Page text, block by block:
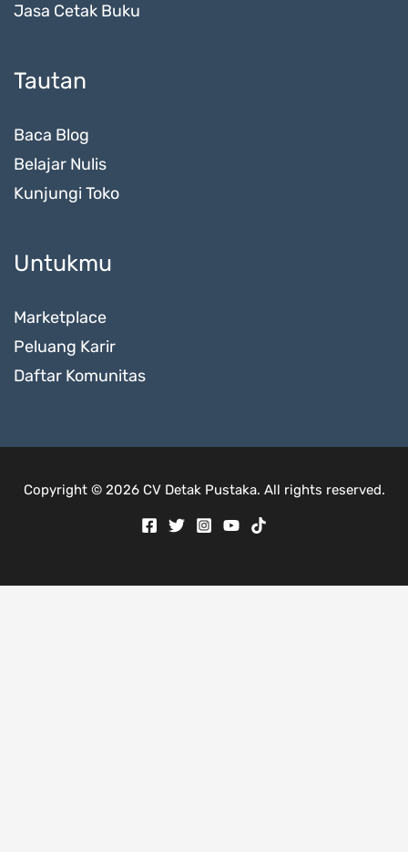
Jasa Cetak Buku
Tautan
Baca Blog
Belajar Nulis
Kunjungi Toko
Untukmu
Marketplace
Peluang Karir
Daftar Komunitas
Copyright © 2026 CV Detak Pustaka. All rights reserved.